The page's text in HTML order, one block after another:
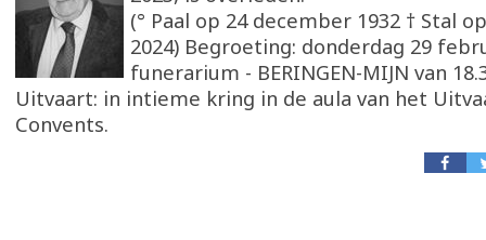
(° Paal op 24 december 1932 † Stal
2024) Begroeting: donderdag 29
funerarium - BERINGEN-MIJN van
Uitvaart: in intieme kring in de aula van het
Convents.